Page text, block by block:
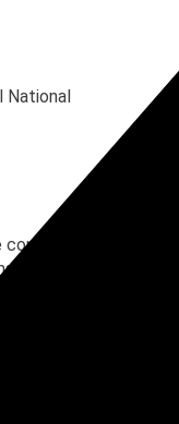
National
de spin et aux
de phase. Il